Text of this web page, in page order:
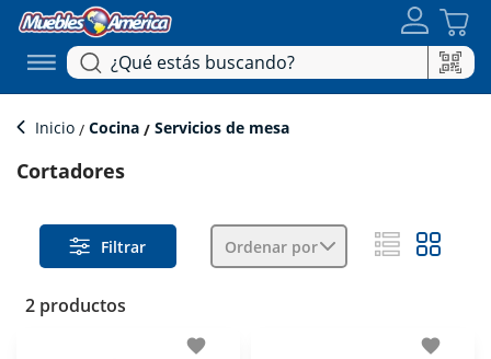
Inicio Cocina Servicios de mesa
Cortadores
Filtrar Ordenar por
2 productos
favorite favorite